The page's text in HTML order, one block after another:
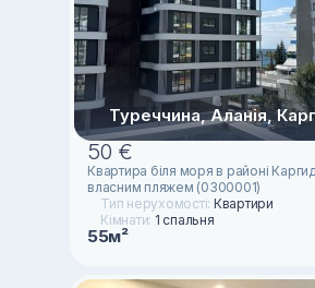
Туреччина, Аланія,
50 €
Квартира біля моря в районі
власним пляжем (0300001)
Тип нерухомості: Квартири
Кімнати: 1 спальня
55м²